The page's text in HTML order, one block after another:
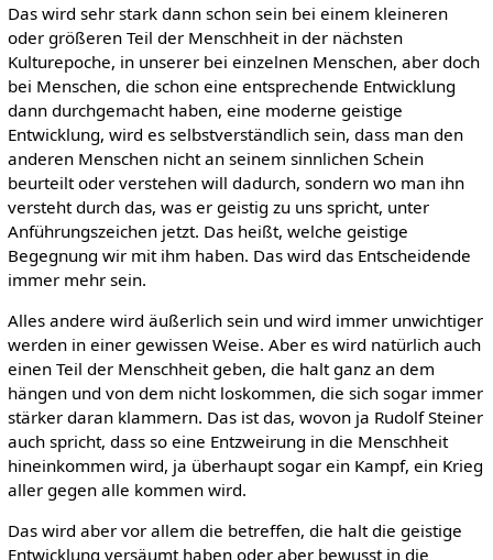
Das wird sehr stark dann schon sein bei einem kleineren
oder größeren Teil der Menschheit in der nächsten
Kulturepoche, in unserer bei einzelnen Menschen, aber doch
bei Menschen, die schon eine entsprechende Entwicklung
dann durchgemacht haben, eine moderne geistige
Entwicklung, wird es selbstverständlich sein, dass man den
anderen Menschen nicht an seinem sinnlichen Schein
beurteilt oder verstehen will dadurch, sondern wo man ihn
versteht durch das, was er geistig zu uns spricht, unter
Anführungszeichen jetzt. Das heißt, welche geistige
Begegnung wir mit ihm haben. Das wird das Entscheidende
immer mehr sein.
Alles andere wird äußerlich sein und wird immer unwichtiger
werden in einer gewissen Weise. Aber es wird natürlich auch
einen Teil der Menschheit geben, die halt ganz an dem
hängen und von dem nicht loskommen, die sich sogar immer
stärker daran klammern. Das ist das, wovon ja Rudolf Steiner
auch spricht, dass so eine Entzweirung in die Menschheit
hineinkommen wird, ja überhaupt sogar ein Kampf, ein Krieg
aller gegen alle kommen wird.
Das wird aber vor allem die betreffen, die halt die geistige
Entwicklung versäumt haben oder aber bewusst in die